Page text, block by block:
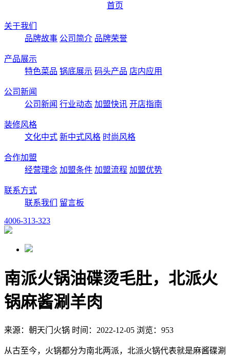
首页
关于我们
品牌故事 公司简介 品牌荣誉
产品展示
特色菜品 锅底展示 码头产品 店内应用
公司新闻
公司新闻 行业动态 加盟快讯 开店指南
装修风格
文化中式 新中式风格 时尚风格
合作加盟
经营理念 加盟条件 加盟流程 加盟优势
联系方式
联系我们
留言板
4006-313-323
南派火锅油碟烫毛肚，北派火
锅麻酱涮羊肉
来源：朝天门火锅 时间：2022-12-05 浏览：953
从古至今，火锅都分为南北两派，北派火锅代表就是麻酱碟涮